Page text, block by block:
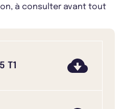
à consulter avant tout
T1